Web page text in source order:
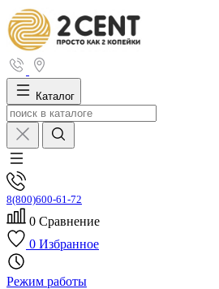
Каталог
8(800)600-61-72
0 Сравнение
0 Избранное
Режим работы